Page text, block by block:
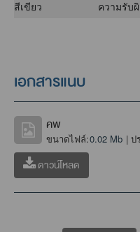
สีเขียว ความรับ
เอกสารแนบ
คพ
ขนาดไฟล์:0.02 Mb | ป
ดาวน์โหลด